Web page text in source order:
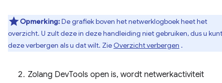
Opmerking:De grafiek boven het netwerklogboek heet het
overzicht. U zult deze in deze handleiding niet gebruiken, dus u kunt
deze verbergen als u dat wilt. Zie Overzicht verbergen .
Zolang DevTools open is, wordt netwerkactiviteit